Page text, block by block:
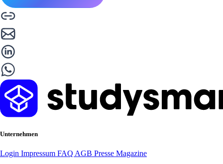
Unternehmen
Login Impressum FAQ AGB Presse Magazine